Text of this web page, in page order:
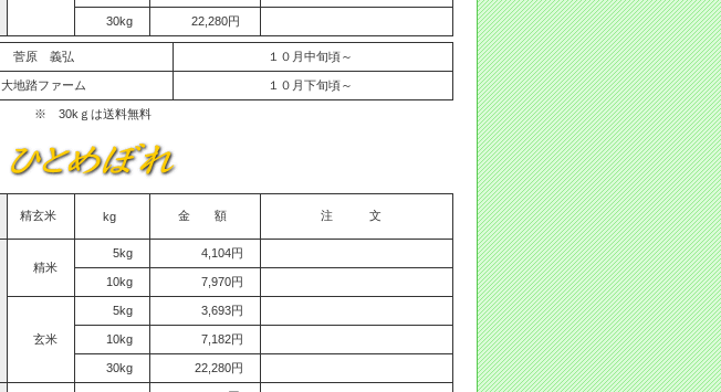
30kg 22,280円
菅原 義弘 １０月中旬頃～
大地踏ファーム １０月下旬頃～
※ 30kｇは送料無料
精玄米 kg 金 額 注 文
精米
5kg 4,104円
10kg 7,970円
玄米
5kg 3,693円
10kg 7,182円
30kg 22,280円